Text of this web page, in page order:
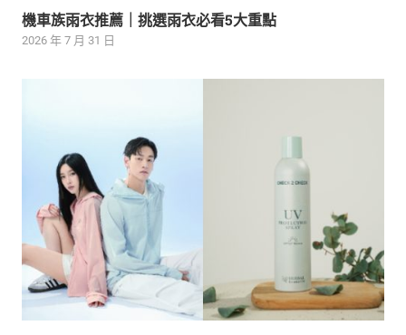
機車族雨衣推薦｜挑選雨衣必看5大重點
2026 年 7 月 31 日